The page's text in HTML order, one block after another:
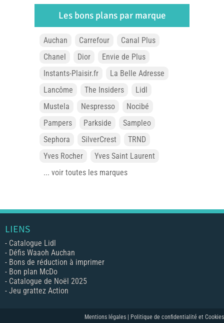
Les bons plans par marque
Auchan Carrefour
Canal Plus
Chanel
Dior
Envie de Plus
Instants-Plaisir.fr
La Belle Adresse
Lancôme
The Insiders
Lidl
Mustela
Nespresso
Nocibé
Pampers
Parkside
Sampleo
Sephora
SilverCrest
TRND
Yves Rocher
Yves Saint Laurent
... voir toutes les marques
LIENS
- Catalogue Lidl
- Défis Waaoh Auchan
- Bons de réduction à imprimer
- Bon plan McDo
- Catalogue de Noël 2025
- Jeu grattez Action
Mentions légales | Politique de confidentialité et Cookies